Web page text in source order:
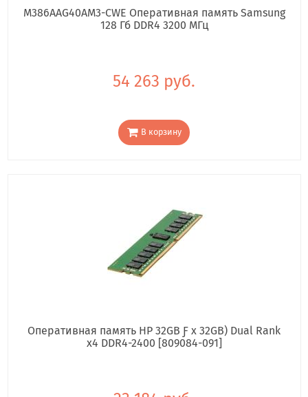
M386AAG40AM3-CWE Оперативная память Samsung
128 Гб DDR4 3200 МГц
54 263 руб.
В корзину
Оперативная память HP 32GB Ƒ x 32GB) Dual Rank
x4 DDR4-2400 [809084-091]